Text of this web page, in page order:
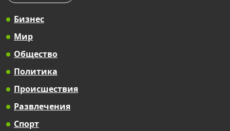
Бизнес
Мир
Общество
Политика
Происшествия
Развлечения
Спорт